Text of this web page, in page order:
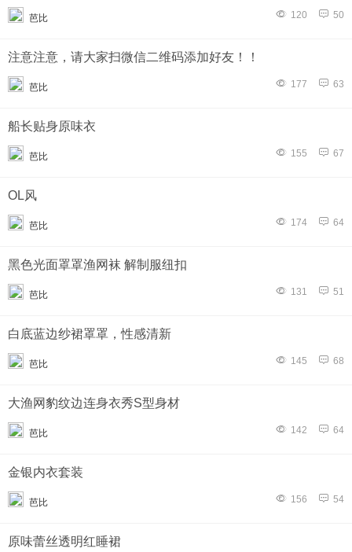
芭比 120 50
注意注意，请大家扫微信二维码添加好友！！
芭比 177 63
船长贴身原味衣
芭比 155 67
OL风
芭比 174 64
黑色光面罩罩渔网袜 解制服纽扣
芭比 131 51
白底蓝边纱裙罩罩，性感清新
芭比 145 68
大渔网豹纹边连身衣秀S型身材
芭比 142 64
金银内衣套装
芭比 156 54
原味蕾丝透明红睡裙